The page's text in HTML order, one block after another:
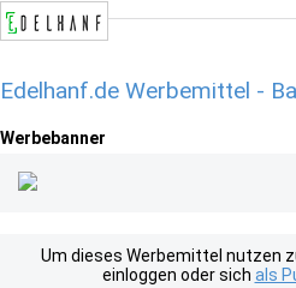
Edelhanf.de Werbemittel -
Werbebanner
Um dieses Werbemittel nutzen
einloggen oder sich als